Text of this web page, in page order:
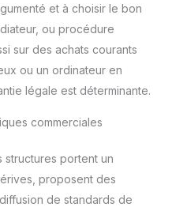
et à choisir le bon
ou procédure
sur des achats courants
ou un ordinateur en
légale est déterminante.
commerciales
structures portent un
proposent des
de standards de